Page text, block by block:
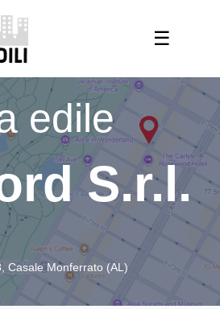
☰
edile
S.r.l.
Casale Monferrato (AL)